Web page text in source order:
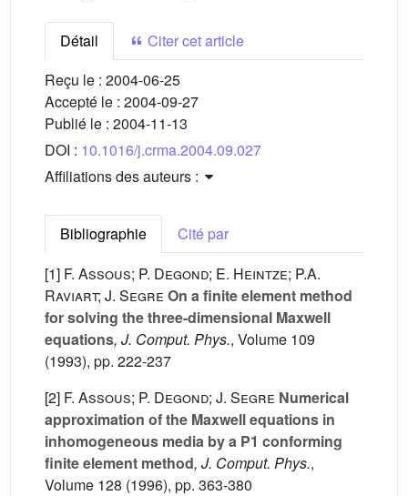
Détail
Citer cet article
Reçu le : 2004-06-25
Accepté le : 2004-09-27
Publié le : 2004-11-13
DOI : 10.1016/j.crma.2004.09.027
Affiliations des auteurs :
Bibliographie
Cité par
[1] F. Assous; P. Degond; E. Heintze; P.A.
Raviart; J. Segre On a finite element method
for solving the three-dimensional Maxwell
equations, J. Comput. Phys., Volume 109
(1993), pp. 222-237
[2] F. Assous; P. Degond; J. Segre Numerical
approximation of the Maxwell equations in
inhomogeneous media by a P1 conforming
finite element method, J. Comput. Phys.,
Volume 128 (1996), pp. 363-380